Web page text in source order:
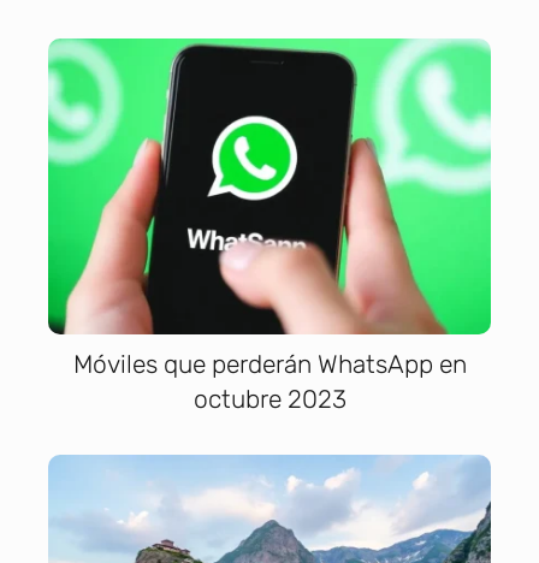
Móviles que perderán WhatsApp en
octubre 2023